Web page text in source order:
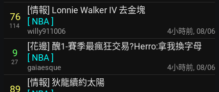
76
114
[情報] Lonnie Walker IV 去金塊
[ NBA ]
willy911006 4小時前, 08/06
9
27
[花邊] 醜1-賽季最瘋狂交易?Herro:拿我換字母
[ NBA ]
gaiaesque 4小時前, 08/06
89
[情報] 狄龍續約太陽